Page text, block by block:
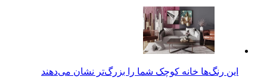
این رنگ‌ها خانه کوچک شما را بزرگ‌تر نشان می‌دهند